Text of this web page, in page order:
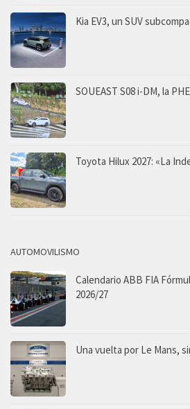
Kia EV3, un SUV
SOUEAST S08 i-DM, la
Toyota Hilux 2027: «La
AUTOMOVILISMO
Calendario ABB FIA
2026/27
Una vuelta por Le Mans,